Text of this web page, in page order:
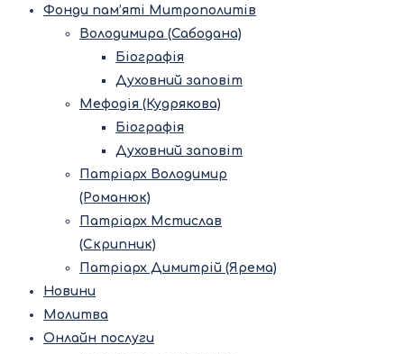
Фонди пам’яті Митрополитів
Володимира (Сабодана)
Біографія
Духовний заповіт
Мефодія (Кудрякова)
Біографія
Духовний заповіт
Патріарх Володимир
(Романюк)
Патріарх Мстислав
(Скрипник)
Патріарх Димитрій (Ярема)
Новини
Молитва
Онлайн послуги